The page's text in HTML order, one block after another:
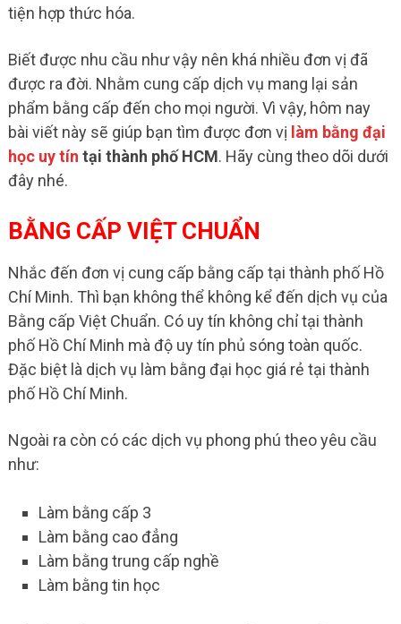
tiện hợp thức hóa.
Biết được nhu cầu như vậy nên khá nhiều đơn vị đã
được ra đời. Nhằm cung cấp dịch vụ mang lại sản
phẩm bằng cấp đến cho mọi người. Vì vậy, hôm nay
bài viết này sẽ giúp bạn tìm được đơn vị làm bằng đại
học uy tín tại thành phố HCM. Hãy cùng theo dõi dưới
đây nhé.
BẰNG CẤP VIỆT CHUẨN
Nhắc đến đơn vị cung cấp bằng cấp tại thành phố Hồ
Chí Minh. Thì bạn không thể không kể đến dịch vụ của
Bằng cấp Việt Chuẩn. Có uy tín không chỉ tại thành
phố Hồ Chí Minh mà độ uy tín phủ sóng toàn quốc.
Đặc biệt là dịch vụ làm bằng đại học giá rẻ tại thành
phố Hồ Chí Minh.
Ngoài ra còn có các dịch vụ phong phú theo yêu cầu
như:
Làm bằng cấp 3
Làm bằng cao đẳng
Làm bằng trung cấp nghề
Làm bằng tin học